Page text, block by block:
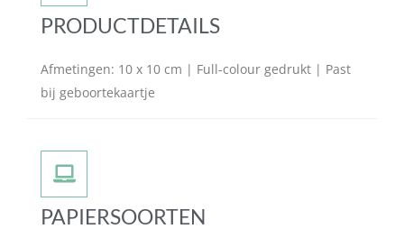
PRODUCTDETAILS
Afmetingen: 10 x 10 cm | Full-colour gedrukt | Past
bij geboortekaartje
PAPIERSOORTEN